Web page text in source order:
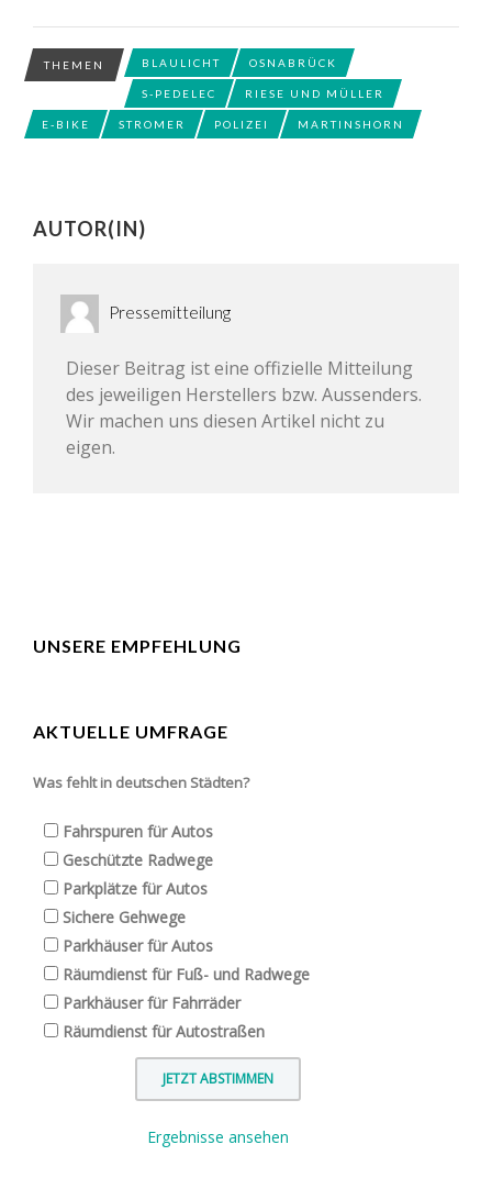
THEMEN BLAULICHT OSNABRÜCK
S-PEDELEC RIESE UND MÜLLER
E-BIKE STROMER POLIZEI MARTINSHORN
AUTOR(IN)
Pressemitteilung
Dieser Beitrag ist eine offizielle Mitteilung
des jeweiligen Herstellers bzw. Aussenders.
Wir machen uns diesen Artikel nicht zu
eigen.
UNSERE EMPFEHLUNG
AKTUELLE UMFRAGE
Was fehlt in deutschen Städten?
Fahrspuren für Autos
Geschützte Radwege
Parkplätze für Autos
Sichere Gehwege
Parkhäuser für Autos
Räumdienst für Fuß- und Radwege
Parkhäuser für Fahrräder
Räumdienst für Autostraßen
Ergebnisse ansehen